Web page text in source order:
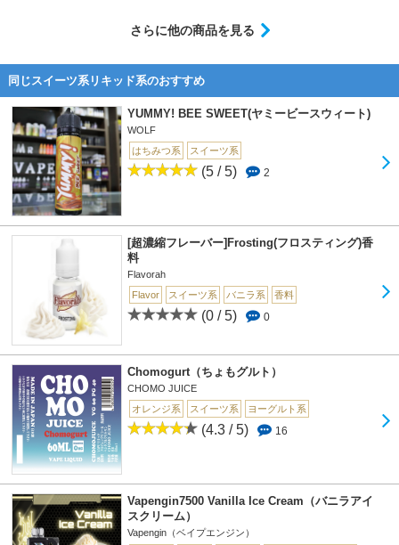
さらに他の商品を見る
同じスイーツ系リキッド系のおすすめ
YUMMY! BEE SWEET(ヤミービースウィート)
WOLF
はちみつ系
スイーツ系
(5 / 5) 2
[超濃縮フレーバー]Frosting(フロスティング)香
料
Flavorah
Flavor
スイーツ系 バニラ系 香料
(0 / 5) 0
Chomogurt（ちょもグルト）
CHOMO JUICE
オレンジ系
スイーツ系 ヨーグルト系
(4.3 / 5) 16
Vapengin7500 Vanilla Ice Cream（バニラアイ
スクリーム）
Vapengin（ベイプエンジン）